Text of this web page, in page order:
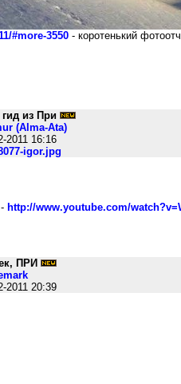
#more-3550 - коротенький
гид из При
(Alma-Ata)
2011 16:16
igor.jpg
http://www.youtube.com/
ПРИ
2011 20:39